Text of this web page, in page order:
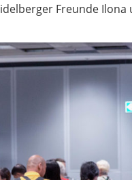
Freunde Ilona